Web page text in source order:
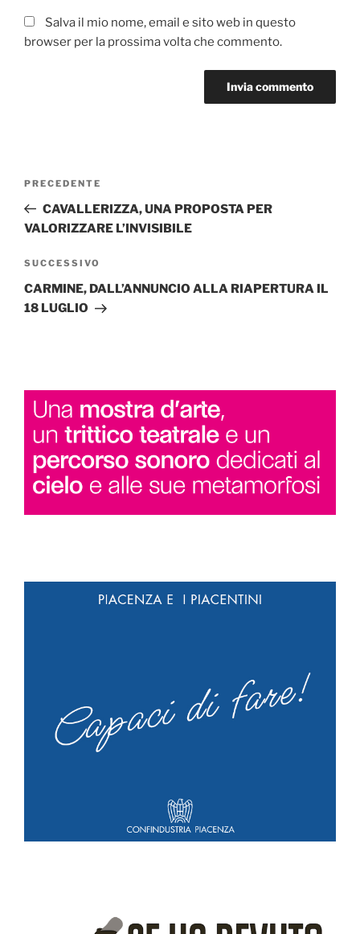
Salva il mio nome, email e sito web in questo
browser per la prossima volta che commento.
Articolo
precedente:
PRECEDENTE
CAVALLERIZZA, UNA PROPOSTA PER
VALORIZZARE L’INVISIBILE
Articolo
successivo
SUCCESSIVO
CARMINE, DALL’ANNUNCIO ALLA RIAPERTURA IL
18 LUGLIO